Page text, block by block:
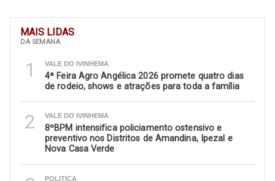
MAIS LIDAS
DA SEMANA
1 VALE DO IVINHEMA
4ª Feira Agro Angélica 2026 promete quatro dias
de rodeio, shows e atrações para toda a família
2 VALE DO IVINHEMA
8ºBPM intensifica policiamento ostensivo e
preventivo nos Distritos de Amandina, Ipezal e
Nova Casa Verde
POLITICA